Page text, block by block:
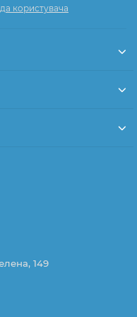
користувача
149